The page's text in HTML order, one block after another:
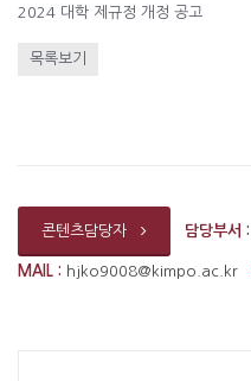
2024 대학 제규정 개정 공고
목록보기
콘텐츠담당자 담당부서 :
MAIL : hjko9008@kimpo.ac.kr